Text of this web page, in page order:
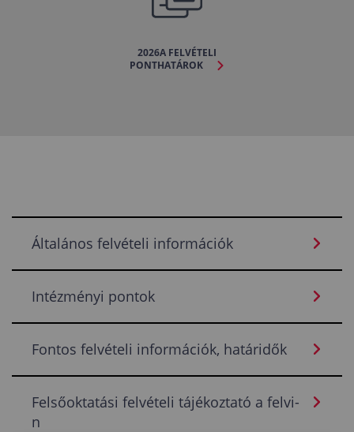
2026A FELVÉTELI
PONTHATÁROK
Általános felvételi információk
Intézményi pontok
Fontos felvételi információk, határidők
Felsőoktatási felvételi tájékoztató a felvi-
n